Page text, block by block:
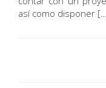
así como disponer